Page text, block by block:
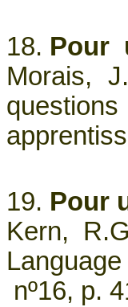
18. Pour
Morais,
19. Pour
Kern,
nº16, p.